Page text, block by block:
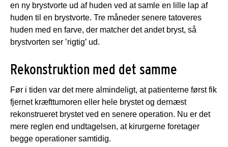
en ny brystvorte ud af huden ved at samle en lille lap af
huden til en brystvorte. Tre måneder senere tatoveres
huden med en farve, der matcher det andet bryst, så
brystvorten ser ’rigtig’ ud.
Rekonstruktion med det samme
Før i tiden var det mere almindeligt, at patienterne først fik
fjernet kræfttumoren eller hele brystet og dernæst
rekonstrueret brystet ved en senere operation. Nu er det
mere reglen end undtagelsen, at kirurgerne foretager
begge operationer samtidig.